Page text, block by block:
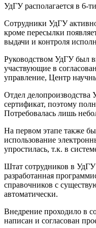
УдГУ располагается в 6-
Сотрудники УдГУ
кроме пересылки
выдачи и контроля
Руководством УдГУ был
участвующие в
управление, Центр
Отдел
сертификат, поэтому
Потребовалась лишь
На первом этапе также
использование
упростилась, т.к. в
Штат сотрудников в УдГУ
разработанная
справочников с
автоматически.
Внедрение проходило в
написан и согласован